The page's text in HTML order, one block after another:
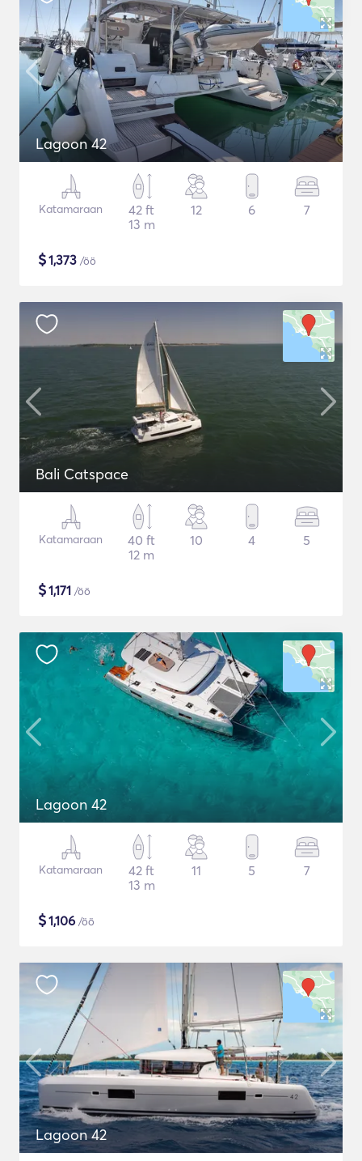
Lagoon 42
Katamaraan
42 ft
13 m
12 6 7
$1,373 /öö
Bali Catspace
Katamaraan
40 ft
12 m
10 4 5
$1,171 /öö
Lagoon 42
Katamaraan
42 ft
13 m
11 5 7
$1,106 /öö
Lagoon 42